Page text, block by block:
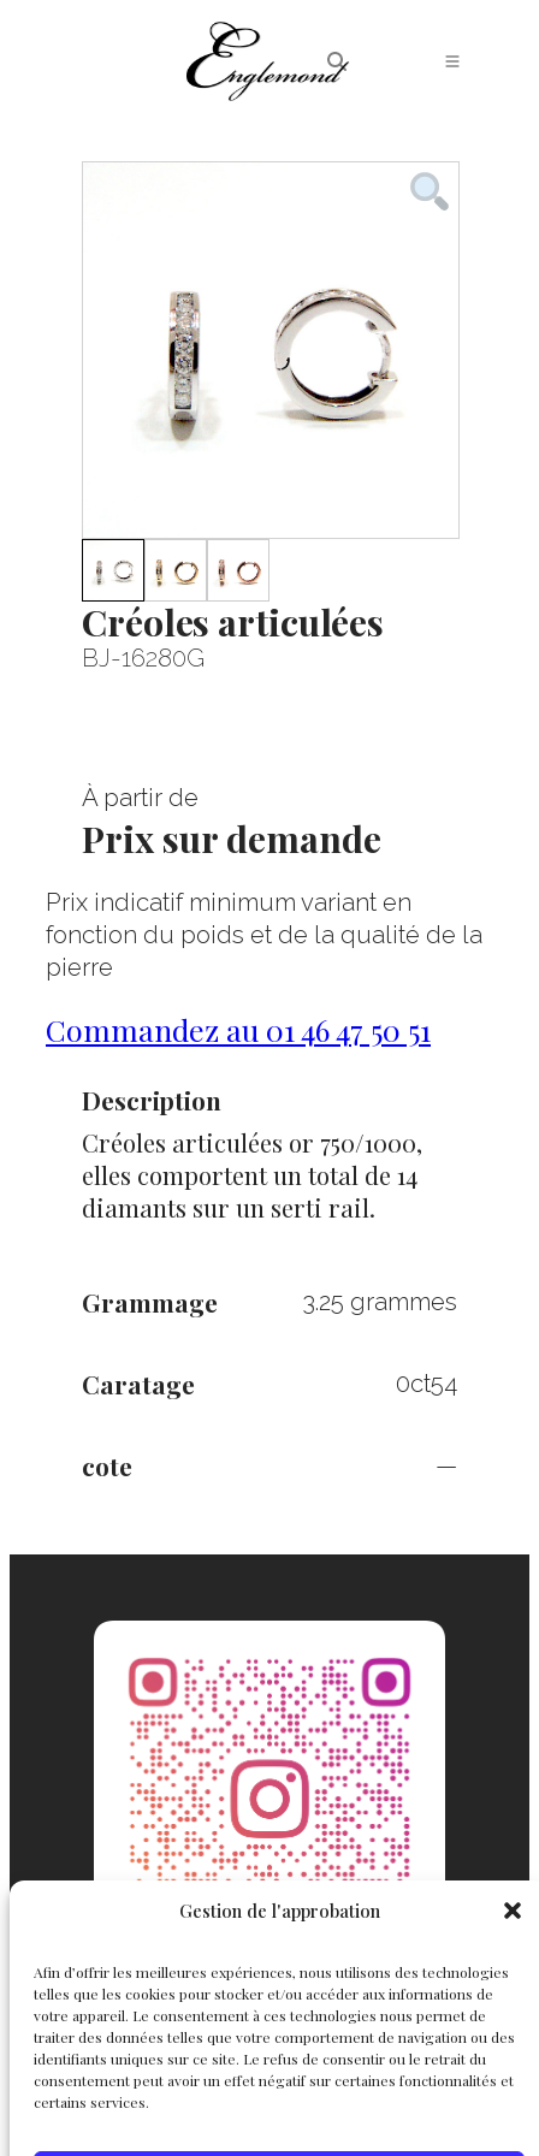
Gestion de l'approbation
Afin d’offrir les meilleures expériences, nous utilisons des technologies
telles que les cookies pour stocker et/ou accéder aux informations de
votre appareil. Le consentement à ces technologies nous permet de
traiter des données telles que votre comportement de navigation ou des
identifiants uniques sur ce site. Le refus de consentir ou le retrait du
consentement peut avoir un effet négatif sur certaines fonctionnalités et
certains services.
Créoles articulées
BJ-16280G
À partir de
Prix sur demande
Prix indicatif minimum variant en
fonction du poids et de la qualité de la
pierre
Commandez au 01 46 47 50 51
Description
Créoles articulées or 750/1000,
elles comportent un total de 14
diamants sur un serti rail.
Grammage 3.25 grammes
Caratage 0ct54
cote —
Englemond